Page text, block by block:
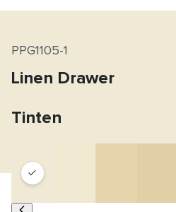
PPG1105-1
Linen Drawer
Tinten